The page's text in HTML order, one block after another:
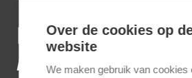
INSPIRATIE
MATOBO HILLS
Over de cookies op
website
We maken gebruik van cookies